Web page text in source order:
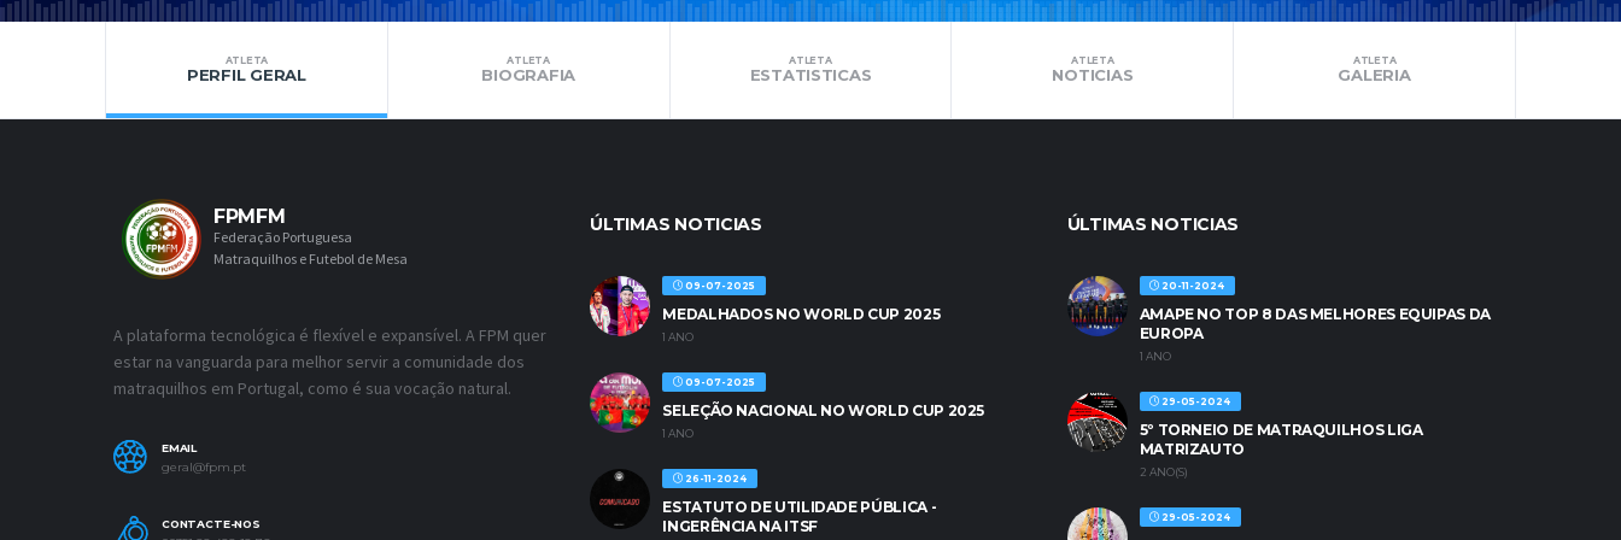
ATLETA
PERFIL GERAL
ATLETA
BIOGRAFIA
ATLETA
ESTATISTICAS
ATLETA
NOTICIAS
ATLETA
GALERIA
FPMFM
Federação Portuguesa
Matraquilhos e Futebol de Mesa
A plataforma tecnológica é flexível e expansível. A FPM quer
estar na vanguarda para melhor servir a comunidade dos
matraquilhos em Portugal, como é sua vocação natural.
EMAIL
geral@fpm.pt
CONTACTE-NOS
ÚLTIMAS NOTICIAS
09-07-2025
MEDALHADOS NO WORLD CUP 2025
1 ANO
09-07-2025
SELEÇÃO NACIONAL NO WORLD CUP 2025
1 ANO
26-11-2024
ESTATUTO DE UTILIDADE PÚBLICA -
INGERÊNCIA NA ITSF
ÚLTIMAS NOTICIAS
20-11-2024
AMAPE NO TOP 8 DAS MELHORES EQUIPAS DA
EUROPA
1 ANO
29-05-2024
5º TORNEIO DE MATRAQUILHOS LIGA
MATRIZAUTO
2 ANO(S)
29-05-2024